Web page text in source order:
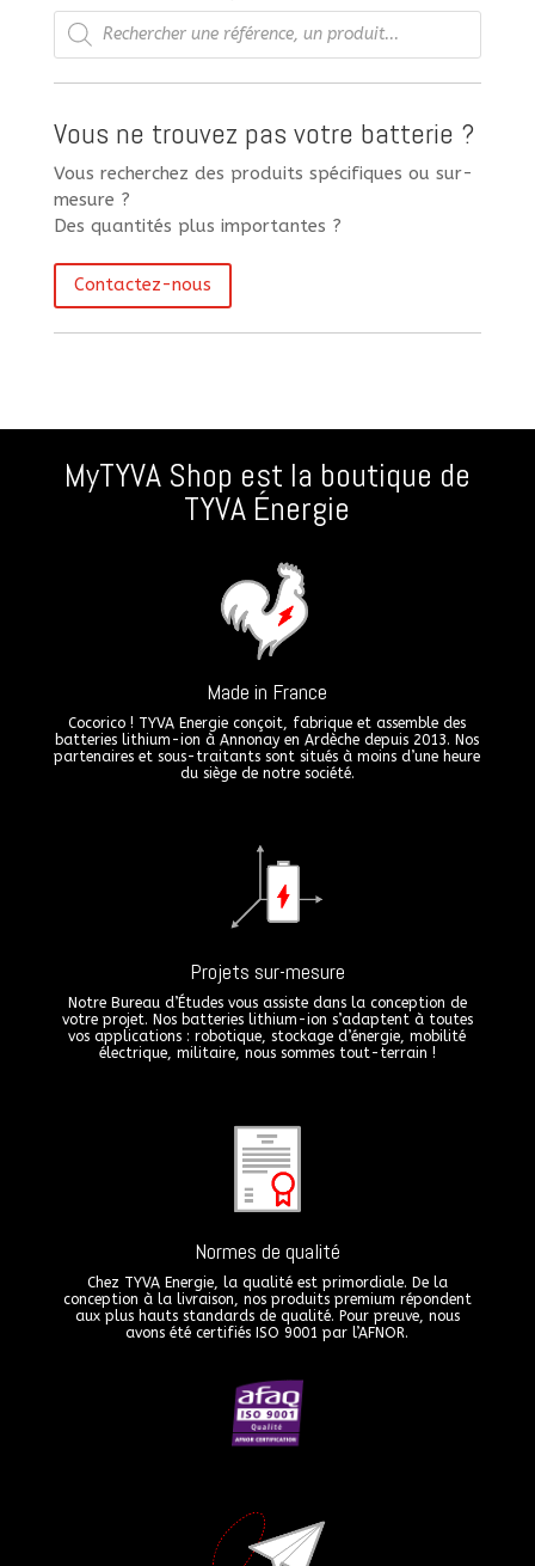
Recherche
de
produits
Vous ne trouvez pas votre batterie ?
Vous recherchez des produits spécifiques ou sur-
mesure ?
Des quantités plus importantes ?
Contactez-nous
MyTYVA Shop est la boutique de
TYVA Énergie
Made in France
Cocorico ! TYVA Energie conçoit, fabrique et assemble des
batteries lithium-ion à Annonay en Ardèche depuis 2013. Nos
partenaires et sous-traitants sont situés à moins d’une heure
du siège de notre société.
Projets sur-mesure
Notre Bureau d’Études vous assiste dans la conception de
votre projet. Nos batteries lithium-ion s’adaptent à toutes
vos applications : robotique, stockage d’énergie, mobilité
électrique, militaire, nous sommes tout-terrain !
Normes de qualité
Chez TYVA Energie, la qualité est primordiale. De la
conception à la livraison, nos produits premium répondent
aux plus hauts standards de qualité. Pour preuve, nous
avons été certifiés ISO 9001 par l’AFNOR.